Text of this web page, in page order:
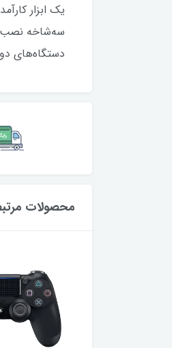
یک ابزار
دستگاه‌های
محصولات